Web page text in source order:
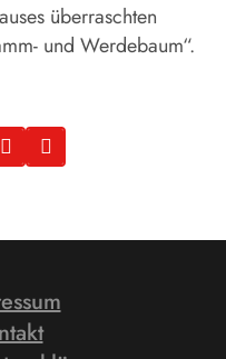
überraschten
und Werdebaum“.